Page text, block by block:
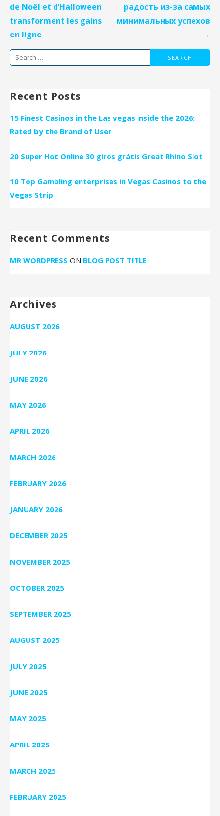
de Noël et d’Halloween
transforment les gains
en ligne
радость из-за самых
минимальных успехов
→
Search
for:
Recent Posts
15 Finest Casinos in the Las vegas inside the 2026:
Rated by the Brand of User
20 Super Hot Online 30 giros grátis Great Rhino Slot
10 Top Gambling enterprises in Vegas Casinos to the
Vegas Strip
Recent Comments
MR WORDPRESS ON BLOG POST TITLE
Archives
AUGUST 2026
JULY 2026
JUNE 2026
MAY 2026
APRIL 2026
MARCH 2026
FEBRUARY 2026
JANUARY 2026
DECEMBER 2025
NOVEMBER 2025
OCTOBER 2025
SEPTEMBER 2025
AUGUST 2025
JULY 2025
JUNE 2025
MAY 2025
APRIL 2025
MARCH 2025
FEBRUARY 2025